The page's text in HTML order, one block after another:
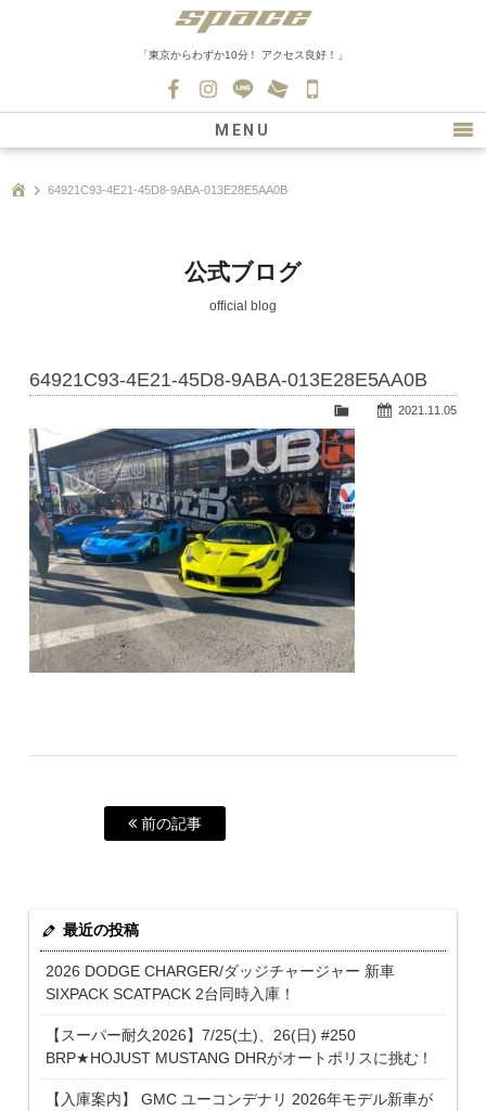
「東京からわずか10分！ アクセス良好！」
0139
MENU
新車情報
在庫車情報
ファクトリー
会社紹介
スタッフ募集
64921C93-4E21-45D8-9ABA-013E28E5AA0B
公式ブログ
official blog
64921C93-4E21-45D8-9ABA-013E28E5AA0B
2021.11.05
前の記事
最近の投稿
2026 DODGE CHARGER/ダッジチャージャー 新車
SIXPACK SCATPACK 2台同時入庫！
【スーパー耐久2026】7/25(土)、26(日) #250
BRP★HOJUST MUSTANG DHRがオートポリスに挑む！
【入庫案内】 GMC ユーコンデナリ 2026年モデル新車が